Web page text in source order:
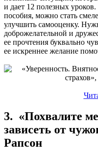
и дает 12 полезных
пособия, можно стать
улучшить самооценку.
доброжелательной и
ее прочтения буквально
ее искреннее желание
3. «Похвалите
зависеть от
Рапсон